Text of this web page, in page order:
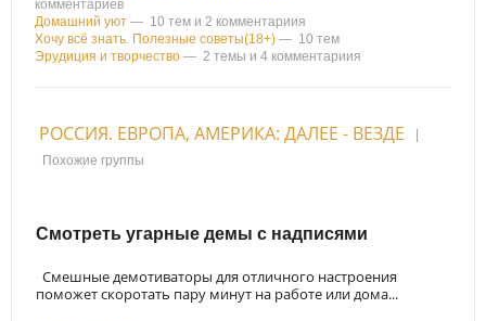
комментариев
Домашний уют — 10 тем и 2 комментариия
Хочу всё знать. Полезные советы(18+) — 10 тем
Эрудиция и творчество — 2 темы и 4 комментариия
РОССИЯ. ЕВРОПА, АМЕРИКА: ДАЛЕЕ - ВЕЗДЕ
|
Похожие группы
Смотреть угарные демы с надписями
Смешные демотиваторы для отличного настроения
поможет скоротать пару минут на работе или дома...